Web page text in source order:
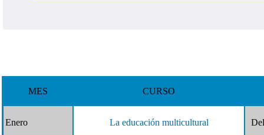
MES CURSO
Enero La educación multicultural